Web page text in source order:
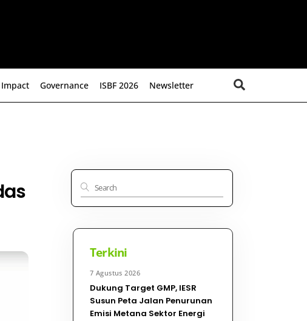
Governance ISBF 2026 Newsletter
Terkini
7 Agustus 2026
Dukung Target GMP, IESR
Susun Peta Jalan Penurunan
Emisi Metana Sektor Energi